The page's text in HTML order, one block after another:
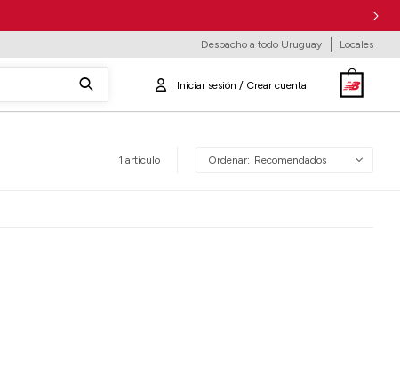
Despacho a todo Uruguay Locales
1 artículo Recomendados